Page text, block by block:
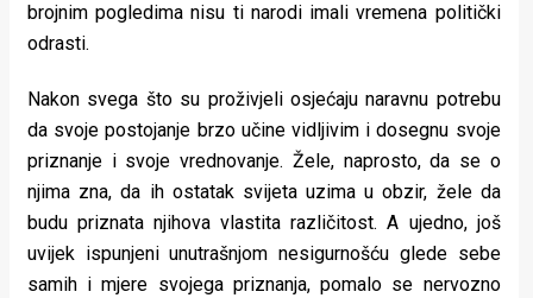
brojnim pogledima nisu ti narodi imali vremena politički
odrasti.
Nakon svega što su proživjeli osjećaju naravnu potrebu
da svoje postojanje brzo učine vidljivim i dosegnu svoje
priznanje i svoje vrednovanje. Žele, naprosto, da se o
njima zna, da ih ostatak svijeta uzima u obzir, žele da
budu priznata njihova vlastita različitost. A ujedno, još
uvijek ispunjeni unutrašnjom nesigurnošću glede sebe
samih i mjere svojega priznanja, pomalo se nervozno